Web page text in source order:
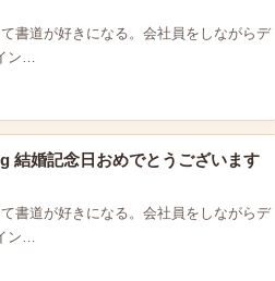
書道が好きになる。会社員をしながらデ
ン…
結婚記念日おめでとうございます
書道が好きになる。会社員をしながらデ
ン…